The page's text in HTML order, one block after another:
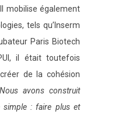
mobilise également
tels qu’Inserm
Paris Biotech
il était toutefois
de la cohésion
avons construit
simple : faire plus et